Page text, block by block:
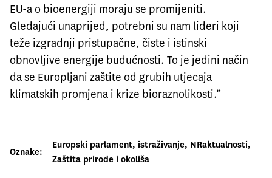
EU-a o bioenergiji moraju se promijeniti.
Gledajući unaprijed, potrebni su nam lideri koji
teže izgradnji pristupačne, čiste i istinski
obnovljive energije budućnosti. To je jedini način
da se Europljani zaštite od grubih utjecaja
klimatskih promjena i krize bioraznolikosti.”
Oznake:
Europski parlament, istraživanje, NRaktualnosti
Zaštita prirode i okoliša